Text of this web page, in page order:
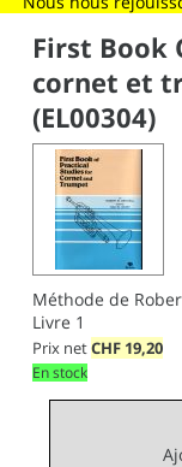
First Book
cornet et
(EL00304)
Méthode de
Livre 1
Prix netCHF 19,20
En stock